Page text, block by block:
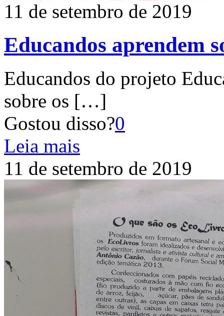
11 de setembro de 2019
Educandos aprendem
Educandos do projeto
sobre os […]
Gostou disso?0
Leia mais
11 de setembro de 2019